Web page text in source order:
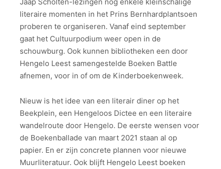
Jaap Scholten-lezingen nog enkele kleinschalige
literaire momenten in het Prins Bernhardplantsoen
proberen te organiseren. Vanaf eind september
gaat het Cultuurpodium weer open in de
schouwburg. Ook kunnen bibliotheken een door
Hengelo Leest samengestelde Boeken Battle
afnemen, voor in of om de Kinderboekenweek.
Nieuw is het idee van een literair diner op het
Beekplein, een Hengeloos Dictee en een literaire
wandelroute door Hengelo. De eerste wensen voor
de Boekenballade van maart 2021 staan al op
papier. En er zijn concrete plannen voor nieuwe
Muurliteratuur. Ook blijft Hengelo Leest boeken